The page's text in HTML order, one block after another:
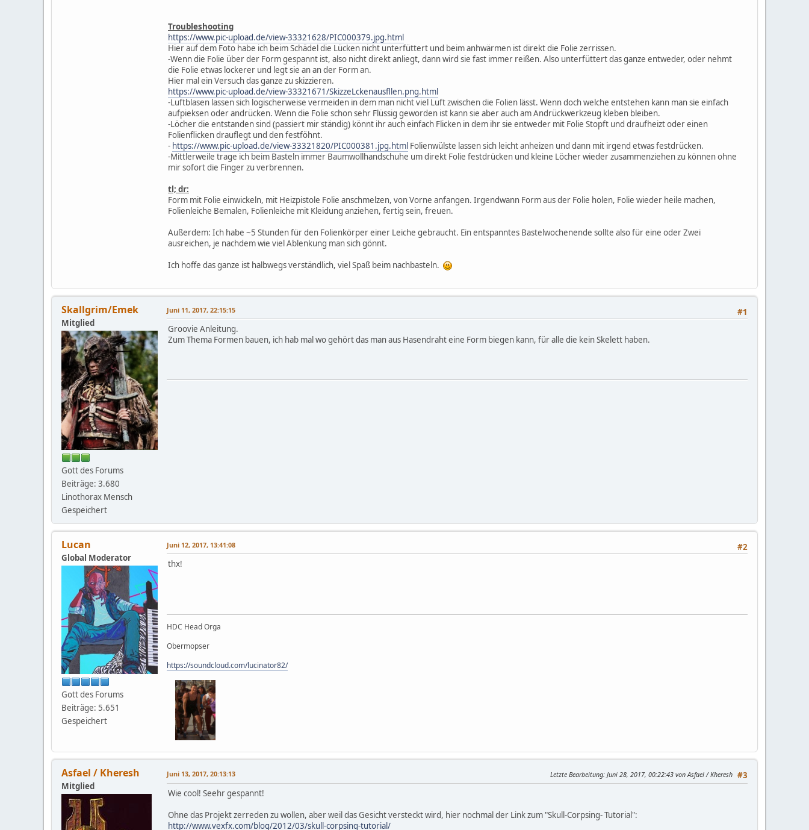
Troubleshooting
https://www.pic-upload.de/view-33321628/PIC000379.jpg.html
Hier auf dem Foto habe ich beim Schädel die Lücken nicht unterfüttert und beim anhwärmen ist direkt die Folie zerrissen.
-Wenn die Folie über der Form gespannt ist, also nicht direkt anliegt, dann wird sie fast immer reißen. Also unterfüttert das ganze entweder, oder nehmt
die Folie etwas lockerer und legt sie an an der Form an.
Hier mal ein Versuch das ganze zu skizzieren.
https://www.pic-upload.de/view-33321671/SkizzeLckenausfllen.png.html
-Luftblasen lassen sich logischerweise vermeiden in dem man nicht viel Luft zwischen die Folien lässt. Wenn doch welche entstehen kann man sie einfach
aufpieksen oder andrücken. Wenn die Folie schon sehr Flüssig geworden ist kann sie aber auch am Andrückwerkzeug kleben bleiben.
-Löcher die entstanden sind (passiert mir ständig) könnt ihr auch einfach Flicken in dem ihr sie entweder mit Folie Stopft und draufheizt oder einen
Folienflicken drauflegt und den festföhnt.
- https://www.pic-upload.de/view-33321820/PIC000381.jpg.html Folienwülste lassen sich leicht anheizen und dann mit irgend etwas festdrücken.
-Mittlerweile trage ich beim Basteln immer Baumwollhandschuhe um direkt Folie festdrücken und kleine Löcher wieder zusammenziehen zu können ohne
mir sofort die Finger zu verbrennen.
tl; dr:
Form mit Folie einwickeln, mit Heizpistole Folie anschmelzen, von Vorne anfangen. Irgendwann Form aus der Folie holen, Folie wieder heile machen,
Folienleiche Bemalen, Folienleiche mit Kleidung anziehen, fertig sein, freuen.
Außerdem: Ich habe ~5 Stunden für den Folienkörper einer Leiche gebraucht. Ein entspanntes Bastelwochenende sollte also für eine oder Zwei
ausreichen, je nachdem wie viel Ablenkung man sich gönnt.
Ich hoffe das ganze ist halbwegs verständlich, viel Spaß beim nachbasteln.
Skallgrim/Emek
Mitglied
Gott des Forums
Beiträge: 3.680
Linothorax Mensch
Gespeichert
#1
Juni 11, 2017, 22:15:15
Groovie Anleitung.
Zum Thema Formen bauen, ich hab mal wo gehört das man aus Hasendraht eine Form biegen kann, für alle die kein Skelett haben.
Lucan
Global Moderator
Gott des Forums
Beiträge: 5.651
Gespeichert
#2
Juni 12, 2017, 13:41:08
thx!
HDC Head Orga
Obermopser
https://soundcloud.com/lucinator82/
Asfael / Kheresh
Mitglied
#3
Juni 13, 2017, 20:13:13 Letzte Bearbeitung: Juni 28, 2017, 00:22:43 von Asfael / Kheresh
Wie cool! Seehr gespannt!
Ohne das Projekt zerreden zu wollen, aber weil das Gesicht versteckt wird, hier nochmal der Link zum "Skull-Corpsing- Tutorial":
http://www.vexfx.com/blog/2012/03/skull-corpsing-tutorial/